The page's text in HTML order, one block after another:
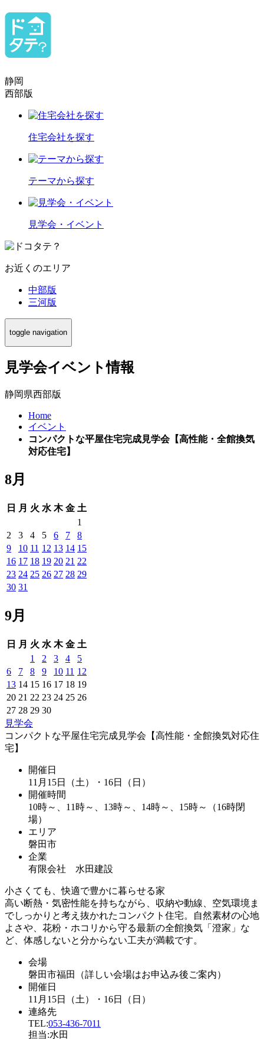
静岡
西部版
住宅会社を探す
テーマから探す
見学会・イベント
お近くのエリア
中部版
三河版
toggle navigation
見学会イベント情報
静岡県西部版
Home
イベント
コンパクトな平屋住宅完成見学会【高性能・全館換気
対応住宅】
8月
日 月 火 水 木 金 土
1
2
3 4 5 6 7
8
9
10 11 12 13 14 15
16 17 18 19 20 21 22
23 24 25 26 27 28 29
30 31
9月
日 月 火 水 木 金 土
1
2 3 4
5
6
7 8 9 10 11 12
13 14 15 16 17 18 19
20 21 22 23 24 25 26
27 28 29 30
見学会
コンパクトな平屋住宅完成見学会【高性能・全館換気対応住
宅】
開催日
11月15日（土）・16日（日）
開催時間
10時～、11時～、13時～、14時～、15時～（16時閉
場）
エリア
磐田市
企業
有限会社 水田建設
小さくても、快適で豊かに暮らせる家
高い断熱・気密性能を持ちながら、収納や動線、空気環境ま
でしっかりと考え抜かれたコンパクト住宅。自然素材の心地
よさや、花粉・ホコリから守る最新の全館換気「澄家」な
ど、体感しないと分からない工夫が満載です。
会場
磐田市福田（詳しい会場はお申込み後ご案内）
開催日
11月15日（土）・16日（日）
連絡先
TEL:053-436-7011
担当:水田